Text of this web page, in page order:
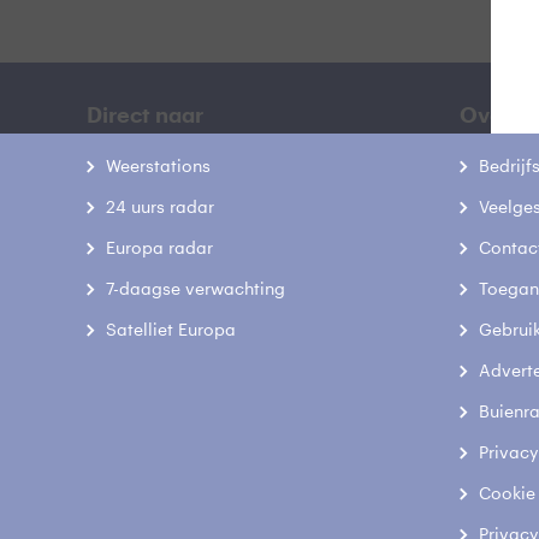
Direct naar
Weerstations
24 uurs radar
Europa radar
7-daagse verwachting
Satelliet Europa
Over